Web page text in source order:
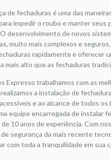
de fechaduras é uma das
impedir o roubo e manter seus
desenvolvimento de novos
muito mais complexos e
rapidamente e oferecer
mais alto que as fechaduras
Expresso trabalhamos com as
a instalação de
e ao alcance de todos os
equipe encarregada de instalar
de 10 anos de experiência. Com
segurança da mais recente
com toda a tranquilidade em sua